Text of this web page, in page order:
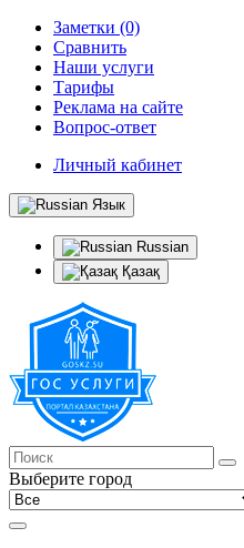
Заметки (0)
Сравнить
Наши услуги
Тарифы
Реклама на сайте
Вопрос-ответ
Личный кабинет
Язык
Russian
Қазақ
Выберите город